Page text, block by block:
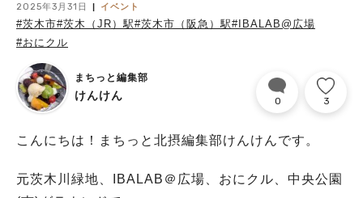
2025年3月31日 イベント
#茨木市#茨木（JR）駅#茨木市（阪急）駅#IBALAB@広場
#おにクル
まちっと編集部
けんけん 0 3
こんにちは！まちっと北摂編集部けんけんです。
元茨木川緑地、IBALAB＠広場、おにクル、中央公園